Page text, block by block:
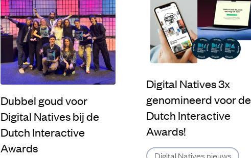
Dubbel goud voor
Digital Natives bij de
Dutch Interactive
Awards
Digital Natives 3x
genomineerd voor de
Dutch Interactive
Awards!
Digital Natives nieuws